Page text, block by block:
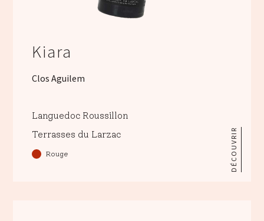
Kiara
Clos Aguilem
Languedoc Roussillon
Terrasses du Larzac
Rouge DÉCOUVRIR